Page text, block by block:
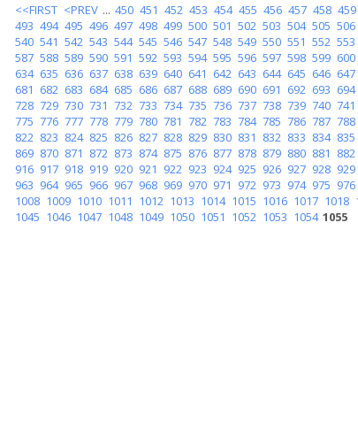
<<FIRST <PREV ... 450 451 452 453 454 455 456 457 458 459
493 494 495 496 497 498 499 500 501 502 503 504 505 506
540 541 542 543 544 545 546 547 548 549 550 551 552 553
587 588 589 590 591 592 593 594 595 596 597 598 599 600
634 635 636 637 638 639 640 641 642 643 644 645 646 647
681 682 683 684 685 686 687 688 689 690 691 692 693 694
728 729 730 731 732 733 734 735 736 737 738 739 740 741
775 776 777 778 779 780 781 782 783 784 785 786 787 788
822 823 824 825 826 827 828 829 830 831 832 833 834 835
869 870 871 872 873 874 875 876 877 878 879 880 881 882
916 917 918 919 920 921 922 923 924 925 926 927 928 929
963 964 965 966 967 968 969 970 971 972 973 974 975 976
1008 1009 1010 1011 1012 1013 1014 1015 1016 1017 1018
1045 1046 1047 1048 1049 1050 1051 1052 1053 1054 1055